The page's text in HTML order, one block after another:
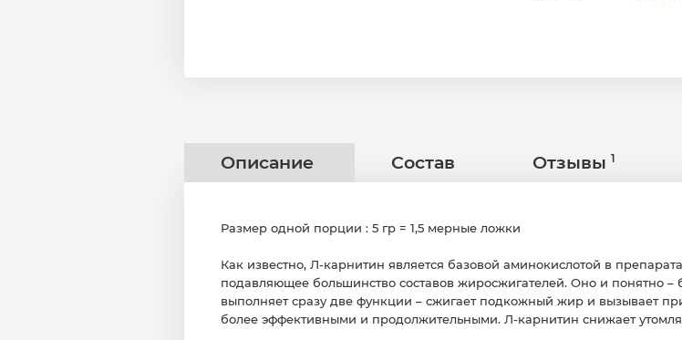
Описание Состав Отзывы
Размер одной порции : 5 гр = 1,5 мерные ложки
Как известно, Л-карнитин является базовой аминокислотой в
подавляющее большинство составов жиросжигателей. Оно и понятно
выполняет сразу две функции – сжигает подкожный жир и вызывает
более эффективными и продолжительными. Л-карнитин снижает